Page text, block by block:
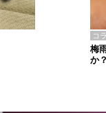
コ
梅
か？